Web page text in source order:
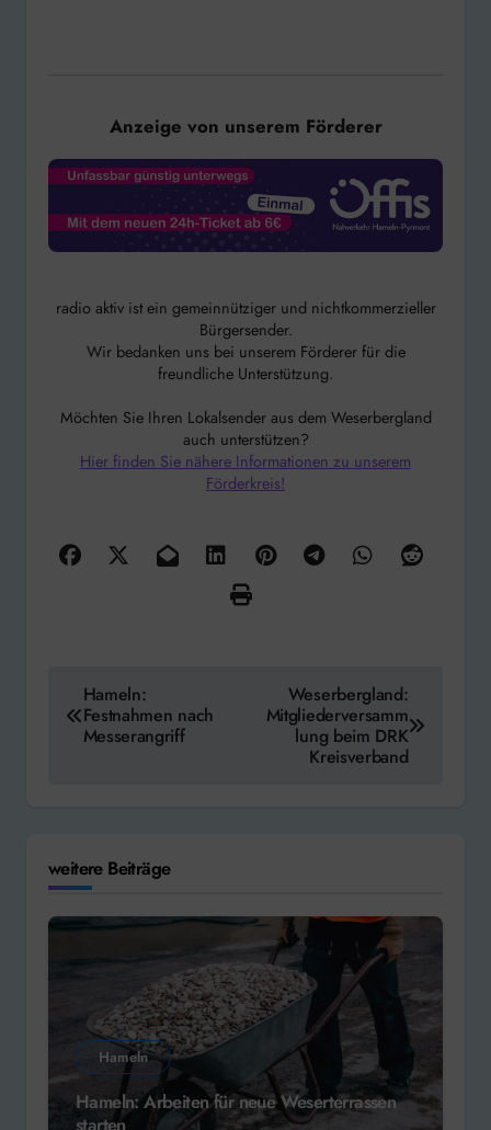
Anzeige von unserem Förderer
radio aktiv ist ein gemeinnütziger und nichtkommerzieller
Bürgersender.
Wir bedanken uns bei unserem Förderer für die
freundliche Unterstützung.
Möchten Sie Ihren Lokalsender aus dem Weserbergland
auch unterstützen?
Hier finden Sie nähere Informationen zu unserem
Förderkreis!
Beitragsnavigation
Hameln:
Festnahmen nach
Messerangriff
Weserbergland:
Mitgliederversamm
lung beim DRK
Kreisverband
weitere Beiträge
Hameln
Hameln: Arbeiten für neue Weserterrassen